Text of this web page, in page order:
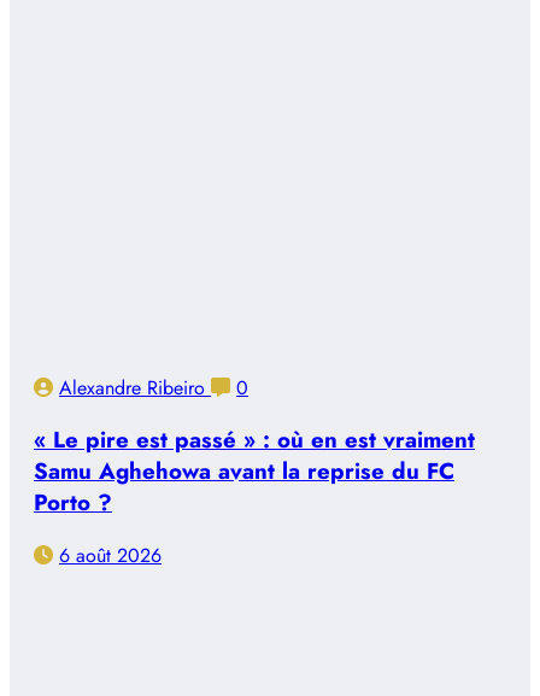
Alexandre Ribeiro 0
« Le pire est passé » : où en est vraiment
Samu Aghehowa avant la reprise du FC
Porto ?
6 août 2026